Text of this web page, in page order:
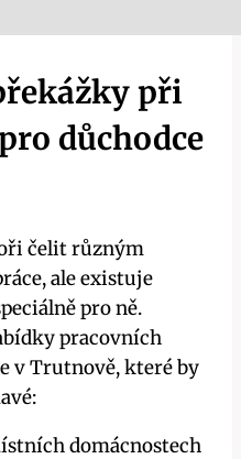
při
důchodce
čelit různým
ale existuje
pro ně.
pracovních
v Trutnově, které by
domácnostech